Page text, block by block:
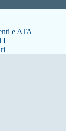
e ATA